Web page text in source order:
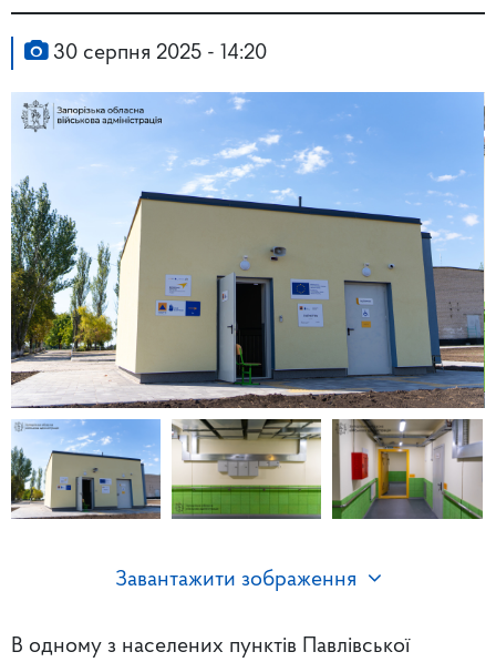
30 серпня 2025 - 14:20
Завантажити зображення
В одному з населених пунктів Павлівської